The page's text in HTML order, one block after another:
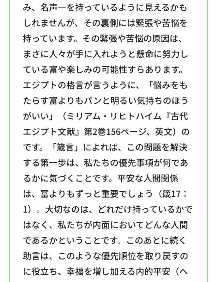
み、名声—を持っているように見えるかも
しれませんが、その裏側には緊張や苦悩を
持っています。その緊張や苦悩の原因は、
まさに人々が手に入れようと懸命に努力し
ている富や楽しみの可能性すらあります。
エジプトの格言が言うように、「悩みをも
たらす富よりもパンと明るい気持ちのほう
がいい」（ミリアム・リヒトハイム『古代
エジプト文献』第2巻156ページ、英文）の
です。「箴言」によれば、この問題を解決
する第一歩は、私たちの優先事項が何であ
るかに気づくことです。平安な人間関係
は、富よりもずっと重要でしょう（箴17：
1）。大切なのは、どれだけ持っているかで
はなく、私たちが内面においてどんな人間
であるかということです。このあとに続く
助言は、このような優先順位を取り戻すの
に役立ち、幸福を増し加える内的平安（ヘ